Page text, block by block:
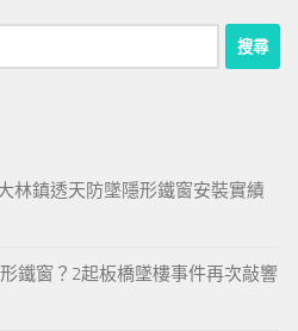
林鎮透天防墜隱形鐵窗安裝實績
鐵窗？2起板橋墜樓事件再次敲響